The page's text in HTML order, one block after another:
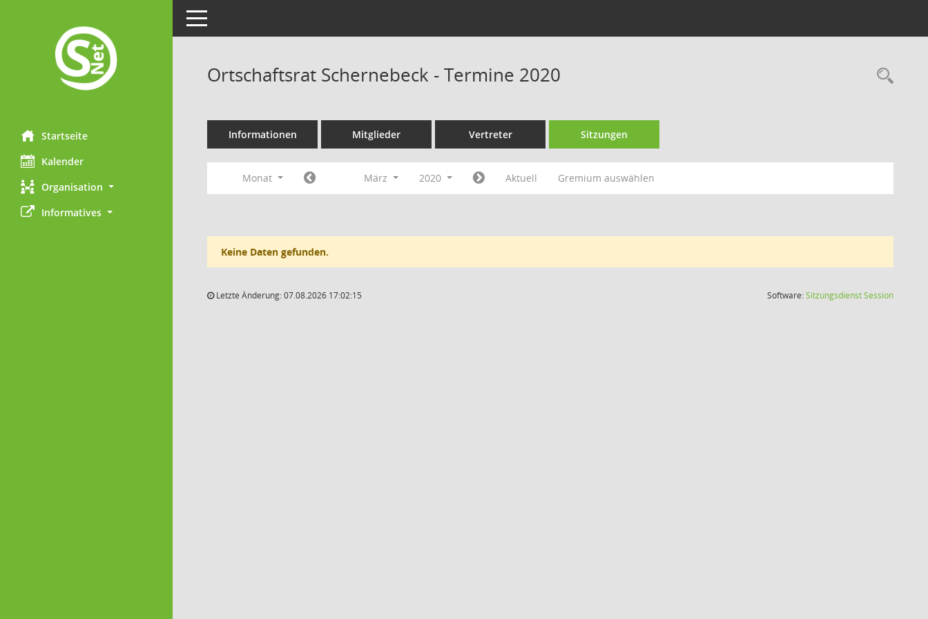
Startseite
Kalender
Organisation
Informatives
Toggle navigation
Ortschaftsrat Schernebeck - Termine 2020
Informationen Mitglieder Vertreter Sitzungen
Monat März 2020 Aktuell Gremium auswählen
Keine Daten gefunden.
Letzte Änderung: 07.08.2026 17:02:15 Software:SitzungsdienstSession(Wird in